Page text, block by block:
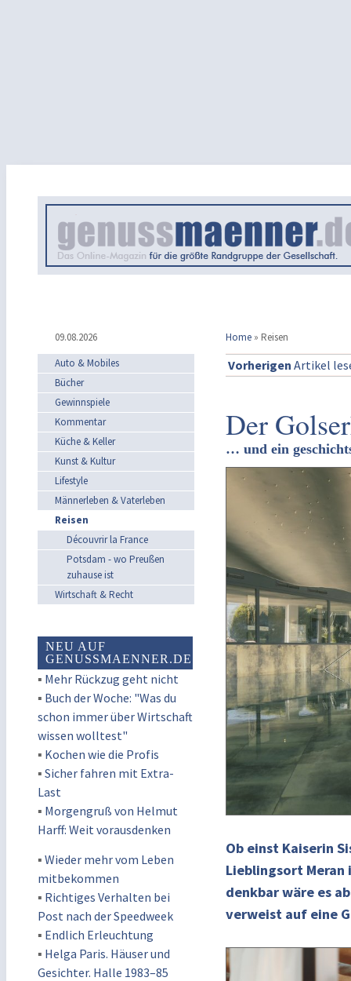
09.08.2026 Home » Reisen
Auto & Mobiles
Bücher
Gewinnspiele
Kommentar
Küche & Keller
Kunst & Kultur
Lifestyle
Männerleben & Vaterleben
Reisen
Découvrir la France
Potsdam - wo Preußen
zuhause ist
Wirtschaft & Recht
NEU AUF
GENUSSMAENNER.DE
▪ Mehr Rückzug geht nicht
▪ Buch der Woche: "Was du
schon immer über Wirtschaft
wissen wolltest"
▪ Kochen wie die Profis
▪ Sicher fahren mit Extra-
Last
▪ Morgengruß von Helmut
Harff: Weit vorausdenken
▪ Wieder mehr vom Leben
mitbekommen
▪ Richtiges Verhalten bei
Post nach der Speedweek
▪ Endlich Erleuchtung
▪ Helga Paris. Häuser und
Gesichter. Halle 1983–85
Vorherigen Artikel
Der
… und ein
Ob einst Kaiserin
Lieblingsort
denkbar wäre es
verweist auf eine